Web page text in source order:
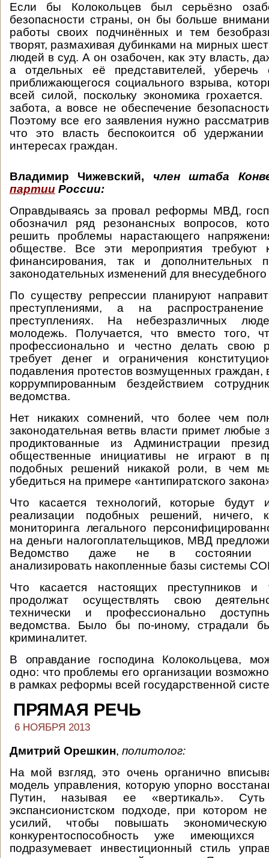
Если бы Колокольцев был серьёзно
безопасности страны, он бы больше
работы своих подчинённых и тем
творят, размахивая дубинками на мирных
людей в суд. А он озабочен, как эту власть,
а отдельных её представителей, уберечь
приближающегося социального взрыва,
всей силой, поскольку экономика
забота, а вовсе не обеспечение
Поэтому все его заявления нужно
что это власть беспокоится об
интересах граждан.
Владимир Чижевский, член штаба
партии России:
Оправдываясь за провал реформы МВД,
обозначил ряд резонансных вопросов,
решить проблемы нарастающего
обществе. Все эти мероприятия требуют
финансирования, так и дополнительных
законодательных изменений для
По существу репрессии планируют
преступлениями, а на
преступлениях. На небезразличных
молодежь. Получается, что вместо того,
профессионально и честно делать свою
требует денег и ограничения
подавления протестов возмущенных
коррумпированным бездействием
ведомства.
Нет никаких сомнений, что более чем
законодательная ветвь власти примет
продиктованные из Администрации
общественные инициативы не играют в
подобных решений никакой роли, в чем
убедиться на примере «антипиратского
Что касается технологий, которые будут
реализации подобных решений, ничего,
мониторинга легального
на деньги налогоплательщиков, МВД
Ведомство даже не в состоянии
анализировать накопленные базы системы
Что касается настоящих преступников и
продолжат осуществлять свою
технически и профессионально
ведомства. Было бы по-иному, страдали
криминалитет.
В оправдание господина Колокольцева,
одно: что проблемы его организации
в рамках реформы всей государственной
ПРЯМАЯ РЕЧЬ
6 НОЯБРЯ 2013
Дмитрий Орешкин, политолог:
На мой взгляд, это очень органично
модель управления, которую упорно
Путин, называя ее «вертикаль».
экспансионистском подходе, при котором
усилий, чтобы повышать
конкурентоспособность уже имеющихся
подразумевает инвестиционный стиль